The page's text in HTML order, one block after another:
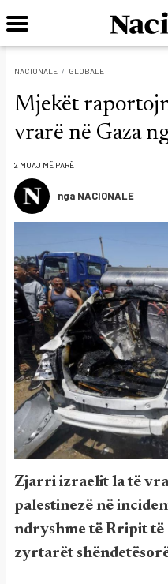
NACIONALE GLOBALE
Mjekët
vrarë në Gaza
2 MUAJ MË PARË
nga NACIONALE
Zjarri izraelit la të
palestinezë në
ndryshme të Rripit të
zyrtarët